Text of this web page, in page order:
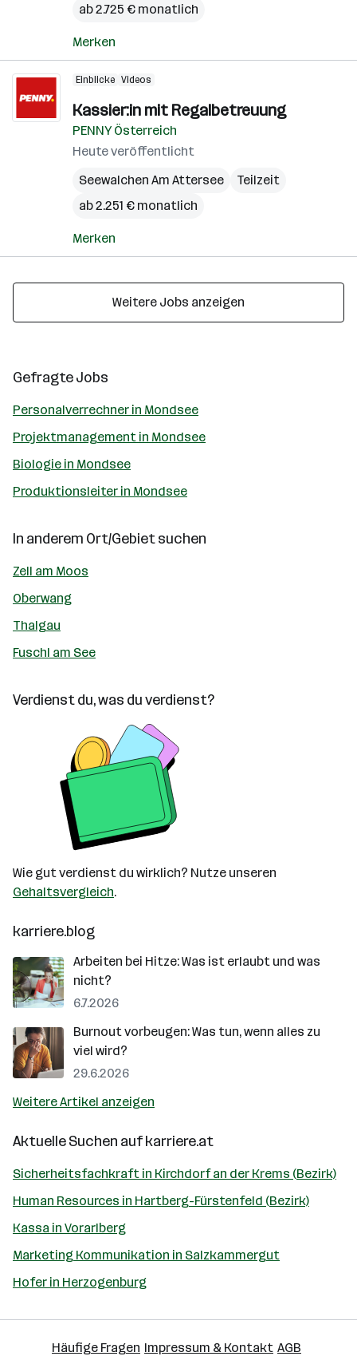
ab 2.725 € monatlich
Merken
Einblicke Videos
Kassier:in mit Regalbetreuung
PENNY Österreich
Heute veröffentlicht
Seewalchen Am Attersee
Teilzeit
ab 2.251 € monatlich
Merken
Weitere Jobs anzeigen
Gefragte Jobs
Personalverrechner in Mondsee
Projektmanagement in Mondsee
Biologie in Mondsee
Produktionsleiter in Mondsee
In anderem Ort/Gebiet suchen
Zell am Moos
Oberwang
Thalgau
Fuschl am See
Verdienst du, was du verdienst?
Wie gut verdienst du wirklich? Nutze unseren
Gehaltsvergleich.
karriere.blog
Arbeiten bei Hitze: Was ist erlaubt und was
nicht?
6.7.2026
Burnout vorbeugen: Was tun, wenn alles zu
viel wird?
29.6.2026
Weitere Artikel anzeigen
Aktuelle Suchen aufkarriere.at
Sicherheitsfachkraft in Kirchdorf an der Krems (Bezirk)
Human Resources in Hartberg-Fürstenfeld (Bezirk)
Kassa in Vorarlberg
Marketing Kommunikation in Salzkammergut
Hofer in Herzogenburg
Häufige Fragen Impressum & Kontakt AGB